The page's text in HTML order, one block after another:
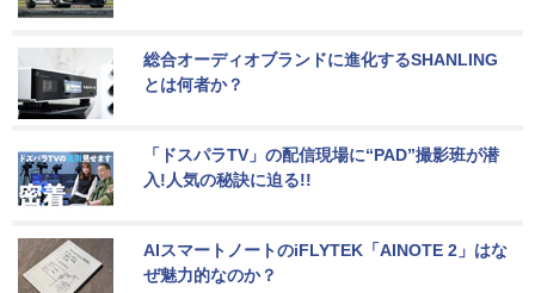
総合オーディオブランドに進化するSHANLING
とは何者か？
「ドスパラTV」の配信現場に“PAD”撮影班が潜
入!人気の秘訣に迫る!!
AIスマートノートのiFLYTEK「AINOTE 2」はな
ぜ魅力的なのか？